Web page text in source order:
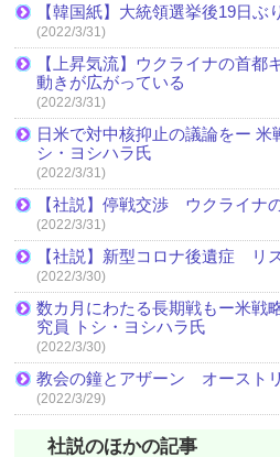
【韓国紙】大統領選挙後19日ぶ
(2022/3/31)
【上昇気流】ウクライナの首都
動きが広がっている
(2022/3/31)
日米で対中核抑止の議論をー 米
シ・ヨシハラ氏
(2022/3/31)
【社説】停戦交渉 ウクライナ
(2022/3/31)
【社説】新型コロナ後遺症 リ
(2022/3/30)
数カ月にわたる長期戦もー米戦
究員 トシ・ヨシハラ氏
(2022/3/30)
教会の鐘とアザーン オースト
(2022/3/29)
社説のほかの記事